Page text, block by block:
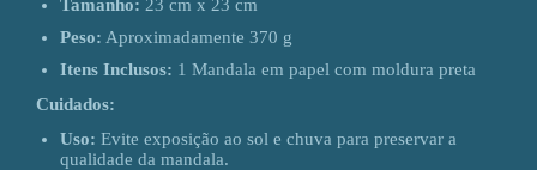
Tamanho: 23 cm x 23 cm
Peso: Aproximadamente 370 g
Itens Inclusos: 1 Mandala em papel com moldura preta
Cuidados:
Uso: Evite exposição ao sol e chuva para preservar a
qualidade da mandala.